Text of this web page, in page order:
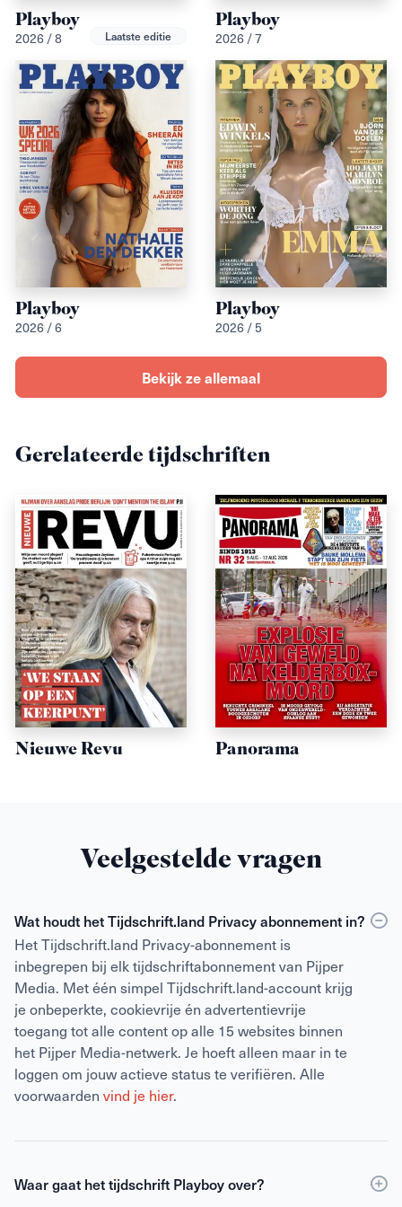
Playboy
2026 / 8 Laatste editie
Playboy
2026 / 7
Playboy
2026 / 6
Playboy
2026 / 5
Bekijk ze allemaal
Gerelateerde tijdschriften
Nieuwe Revu Panorama
Veelgestelde vragen
Wat houdt het Tijdschrift.land Privacy abonnement in?
Het Tijdschrift.land Privacy-abonnement is
inbegrepen bij elk tijdschriftabonnement van Pijper
Media. Met één simpel Tijdschrift.land-account krijg
je onbeperkte, cookievrije én advertentievrije
toegang tot alle content op alle 15 websites binnen
het Pijper Media-netwerk. Je hoeft alleen maar in te
loggen om jouw actieve status te verifiëren. Alle
voorwaarden vind je hier.
Waar gaat het tijdschrift Playboy over?